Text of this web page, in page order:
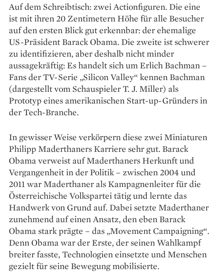
Auf dem Schreibtisch: zwei Actionfiguren. Die eine
ist mit ihren 20 Zentimetern Höhe für alle Besucher
auf den ersten Blick gut erkennbar: der ehemalige
US-Präsident Barack Obama. Die zweite ist schwerer
zu identifizieren, aber deshalb nicht minder
aussagekräftig: Es handelt sich um Erlich Bachman –
Fans der TV-Serie „Silicon Valley“ kennen Bachman
(dargestellt vom Schauspieler T. J. Miller) als
Prototyp eines amerikanischen Start-up-Gründers in
der Tech-Branche.
In gewisser Weise verkörpern diese zwei Miniaturen
Philipp Maderthaners Karriere sehr gut. Barack
Obama verweist auf Maderthaners Herkunft und
Vergangenheit in der Politik – zwischen 2004 und
2011 war Maderthaner als Kampagnenleiter für die
Österreichische Volkspartei tätig und lernte das
Handwerk von Grund auf. Dabei setzte Maderthaner
zunehmend auf einen Ansatz, den eben Barack
Obama stark prägte – das „Movement Campaigning“.
Denn Obama war der Erste, der seinen Wahlkampf
breiter fasste, Technologien einsetzte und Menschen
gezielt für seine Bewegung mobilisierte.